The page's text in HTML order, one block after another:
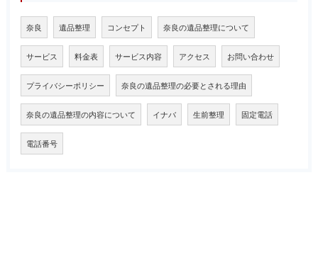
奈良 遺品整理 コンセプト 奈良の遺品整理について
サービス 料金表 サービス内容 アクセス お問い合わせ
プライバシーポリシー 奈良の遺品整理の必要とされる理由
奈良の遺品整理の内容について イナバ 生前整理 固定電話
電話番号